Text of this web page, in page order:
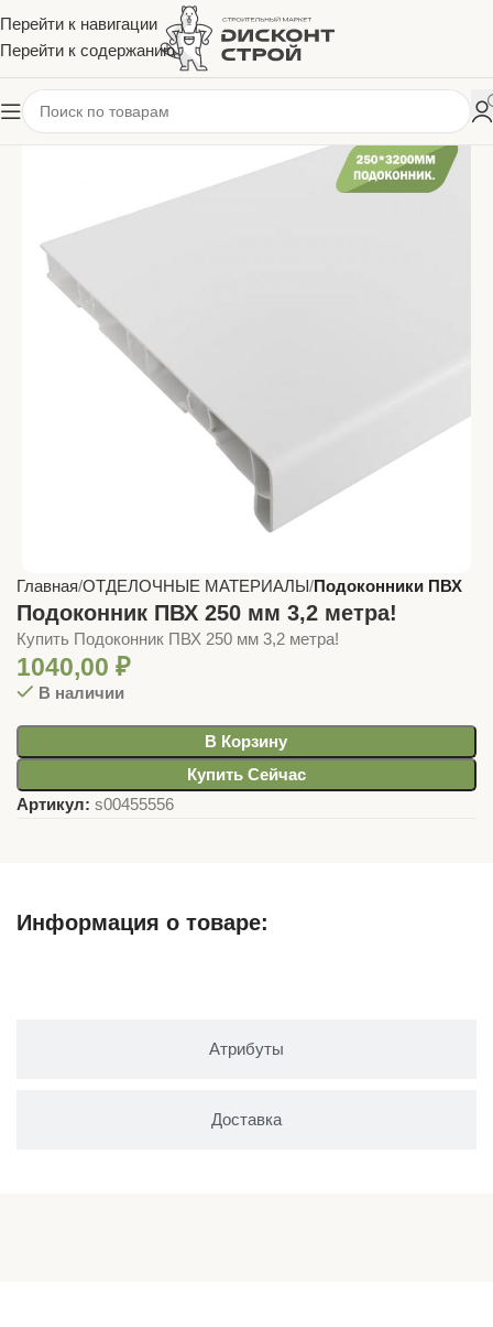
Перейти к навигации
Перейти к содержанию
Главная ОТДЕЛОЧНЫЕ МАТЕРИАЛЫ Подоконники ПВХ
Подоконник ПВХ 250 мм 3,2 метра!
Купить Подоконник ПВХ 250 мм 3,2 метра!
1040,00 ₽
В наличии
В Корзину
Купить Сейчас
Артикул: s00455556
Информация о товаре:
Атрибуты
Доставка